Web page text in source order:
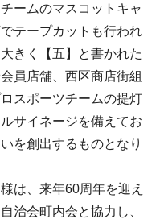
ームのマスコットキャ
テープカットも行われ
きく【五】と書かれた
員店舗、西区商店街組
スポーツチームの提灯
サイネージを備えてお
を創出するものとなり
は、来年60周年を迎え
治会町内会と協力し、